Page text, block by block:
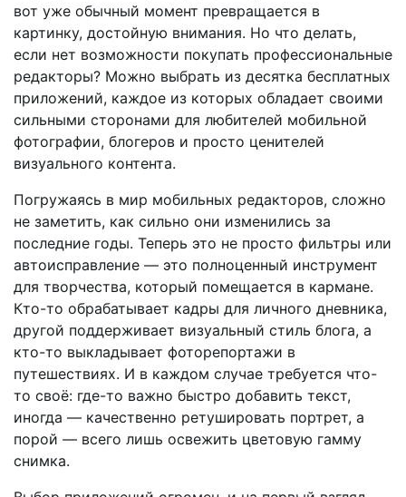
вот уже обычный момент превращается в
картинку, достойную внимания. Но что делать,
если нет возможности покупать профессиональные
редакторы? Можно выбрать из десятка бесплатных
приложений, каждое из которых обладает своими
сильными сторонами для любителей мобильной
фотографии, блогеров и просто ценителей
визуального контента.
Погружаясь в мир мобильных редакторов, сложно
не заметить, как сильно они изменились за
последние годы. Теперь это не просто фильтры или
автоисправление — это полноценный инструмент
для творчества, который помещается в кармане.
Кто-то обрабатывает кадры для личного дневника,
другой поддерживает визуальный стиль блога, а
кто-то выкладывает фоторепортажи в
путешествиях. И в каждом случае требуется что-
то своё: где-то важно быстро добавить текст,
иногда — качественно ретушировать портрет, а
порой — всего лишь освежить цветовую гамму
снимка.